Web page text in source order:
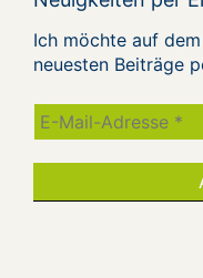
Ich möchte auf
neuesten Beiträge